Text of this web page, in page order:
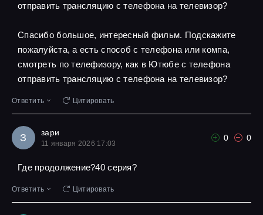
отправить трансляцию с телефона на телевизор?
Спасибо большое, интересный фильм. Подскажите
пожалуйста, а есть способ с телефона или компа,
смотреть по телефизору, как в Ютюбе с телефона
отправить трансляцию с телефона на телевизор?
Ответить Цитировать
З зари
11 января 2026 17:03
0 0
Где продолжение?40 серия?
Ответить Цитировать